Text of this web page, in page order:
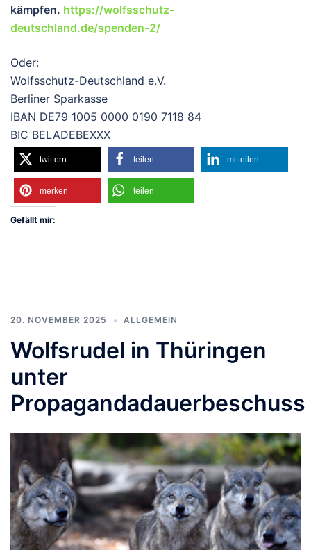
kämpfen. https://wolfsschutz-
deutschland.de/spenden-2/
Oder:
Wolfsschutz-Deutschland e.V.
Berliner Sparkasse
IBAN DE79 1005 0000 0190 7118 84
BIC BELADEBEXXX
twittern teilen mitteilen
merken teilen
Gefällt mir:
20. NOVEMBER 2025 ALLGEMEIN
Wolfsrudel in Thüringen
unter
Propagandadauerbeschuss